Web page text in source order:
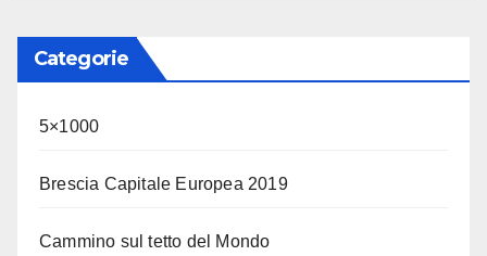
Categorie
5×1000
Brescia Capitale Europea 2019
Cammino sul tetto del Mondo